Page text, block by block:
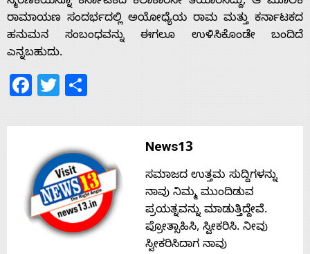
Advertise
With
s
Contact
Us
ರಾಮಾಯಣ ಸಂದರ್ಭದಲ್ಲಿ ಅಯೋಧ್ಯೆಯ ರಾಮ ಮತ್ತು ಕರ್ನಾಟಕದ
ಹನುಮನ ಸಂಬಂಧವನ್ನು ಈಗಲೂ ಉಳಿಸಿಕೊಂಡೇ ಬಂದಿದೆ
ಎನ್ನಬಹುದು.
Facebook
Twitter
News13
ಸಮಾಜದ ಉತ್ತಮ ಸುದ್ದಿಗಳನ್ನು
ನಾವು ನಿಮ್ಮ ಮುಂದಿಡುವ
ಪ್ರಯತ್ನವನ್ನು ಮಾಡುತ್ತಿದ್ದೇವೆ.
ಪ್ರೋತ್ಸಾಹಿಸಿ, ಸ್ವೀಕರಿಸಿ. ನೀವು
ಸ್ವೀಕರಿಸಿದಾಗ ನಾವು